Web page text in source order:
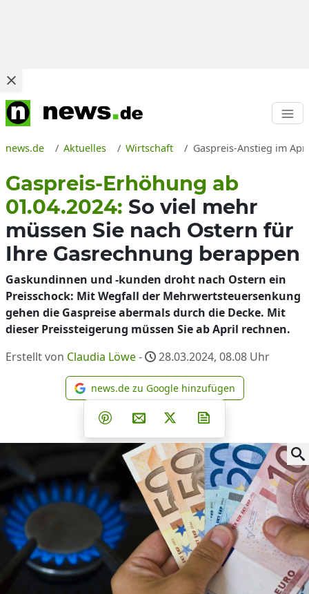
news.de Aktuelles Wirtschaft Gaspreis-Anstieg im
Gaspreis-Erhöhung ab
01.04.2024: So viel mehr
müssen Sie nach Ostern für
Ihre Gasrechnung berappen
Gaskundinnen und -kunden droht nach Ostern ein
Preisschock: Mit Wegfall der Mehrwertsteuersenkung
gehen die Gaspreise abermals durch die Decke. Mit
dieser Preissteigerung müssen Sie ab April rechnen.
Erstellt von Claudia Löwe- 28.03.2024, 08.08 Uhr
news.de zu Google
news.de zu Google hinzufügen
Teilen auf Facebook
Teilen auf Whatsapp
Teilen auf Telegram
Teilen auf Pinterest
Per E-Mail teilen
Post auf X